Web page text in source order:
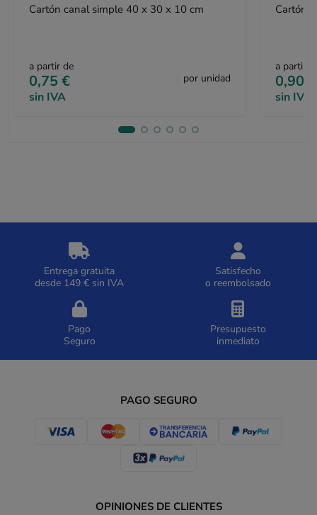
Cartón canal simple 40 x 30 x 10 cm
a partir de
0,75 €
sin IVA
por unidad
Cartón
a partir
0,90 €
sin IVA
Entrega gratuita
desde 149 € sin IVA
Satisfecho
o reembolsado
Pago
Seguro
Presupuesto
inmediato
PAGO SEGURO
OPINIONES DE CLIENTES